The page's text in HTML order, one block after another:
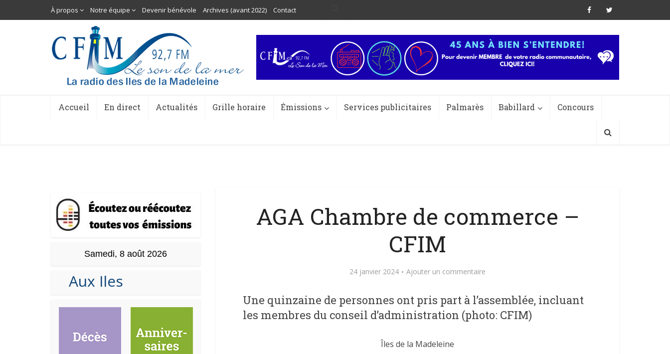
À propos Notre équipe Devenir bénévole Archives (avant 2022) Contact
Accueil En direct Actualités Grille horaire Émissions Services publicitaires Palmarès Babillard Concours
Samedi, 8 août 2026
Aux Iles
AGA Chambre de commerce –
CFIM
24 janvier 2024 Ajouter un commentaire
Une quinzaine de personnes ont pris part à l’assemblée, incluant
les membres du conseil d’administration (photo: CFIM)
Îles de la Madeleine